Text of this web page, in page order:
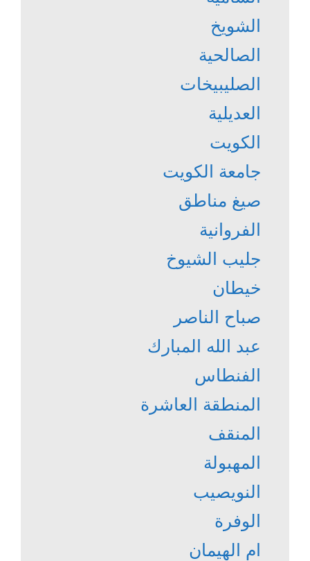
الشويخ
الصالحية
الصليبيخات
العديلية
الكويت
جامعة الكويت
صيغ مناطق
الفروانية
جليب الشيوخ
خيطان
صباح الناصر
عبد الله المبارك
الفنطاس
المنطقة العاشرة
المنقف
المهبولة
النويصيب
الوفرة
ام الهيمان